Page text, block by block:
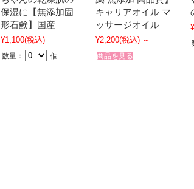
保湿に【無添加固
形石鹸】国産
¥1,100(税込)
数量： 個
キャリアオイル マ
ッサージオイル
¥2,200(税込) ～
商品を見る